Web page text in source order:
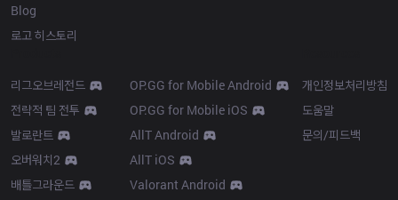
Blog
로고 히스토리
리그오브레전드
전략적 팀 전투
발로란트
오버워치2
배틀그라운드
OP.GG for Mobile Android
OP.GG for Mobile iOS
AllT Android
AllT iOS
Valorant Android
개인정보처리방침
도움말
문의/피드백